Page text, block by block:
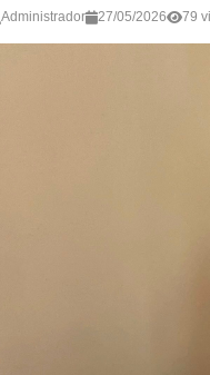
Administrador 27/05/2026 79